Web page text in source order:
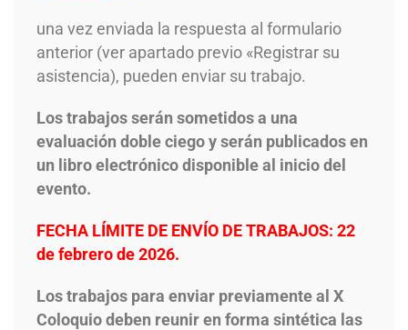
una vez enviada la respuesta al formulario
anterior (ver apartado previo «Registrar su
asistencia), pueden enviar su trabajo.
Los trabajos serán sometidos a una
evaluación doble ciego y serán publicados en
un libro electrónico disponible al inicio del
evento.
FECHA LÍMITE DE ENVÍO DE TRABAJOS: 22
de febrero de 2026.
Los trabajos para enviar previamente al X
Coloquio deben reunir en forma sintética las